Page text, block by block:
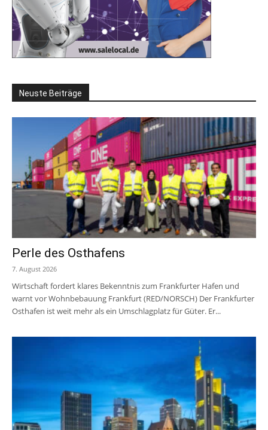
Neuste Beiträge
Perle des Osthafens
7. August 2026
Wirtschaft fordert klares Bekenntnis zum Frankfurter Hafen und
warnt vor Wohnbebauung Frankfurt (RED/NORSCH) Der Frankfurter
Osthafen ist weit mehr als ein Umschlagplatz für Güter. Er...